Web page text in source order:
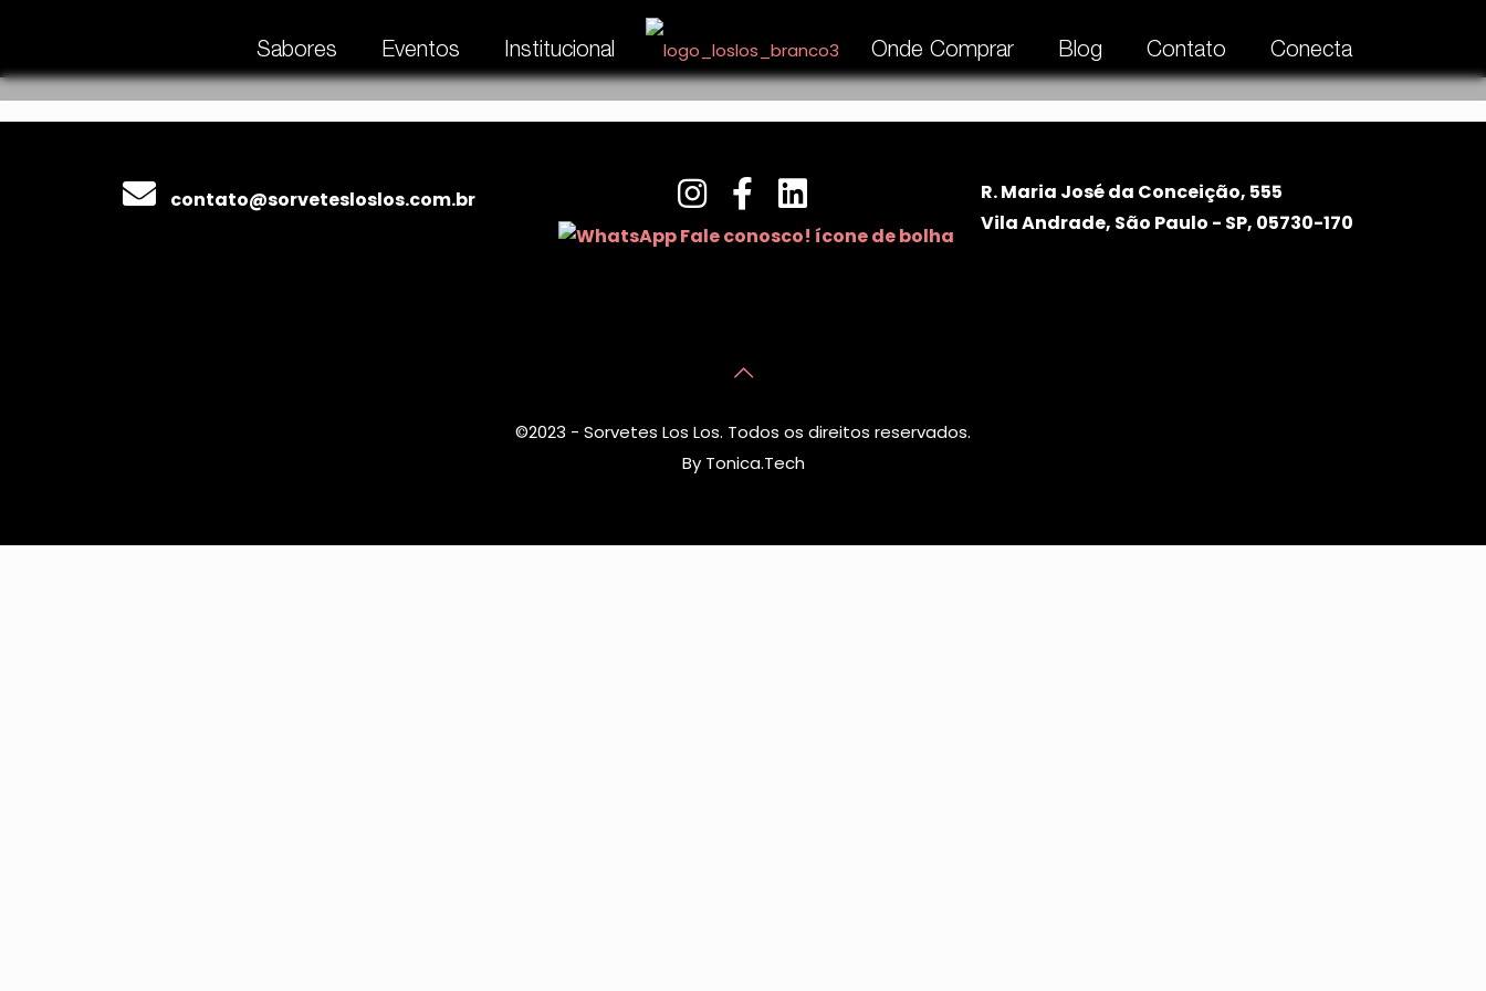
Sabores Eventos Institucional Onde Comprar Blog Contato Conecta
contato@sorvetesloslos.com.br
R. Maria José da Conceição, 555
Vila Andrade, São Paulo - SP, 05730-170
©2023 - Sorvetes Los Los. Todos os direitos reservados.
By Tonica.Tech